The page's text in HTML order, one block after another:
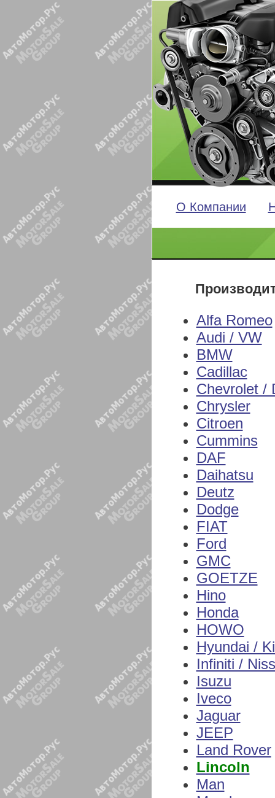
О Компании
Alfa Romeo
Audi / VW
BMW
Cadillac
Chevrolet /
Chrysler
Citroen
Cummins
DAF
Daihatsu
Deutz
Dodge
FIAT
Ford
GMC
GOETZE
Hino
Honda
HOWO
Hyundai /
Infiniti /
Isuzu
Iveco
Jaguar
JEEP
Land Rover
Lincoln
Man